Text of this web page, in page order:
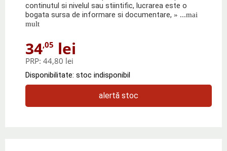
continutul si nivelul sau stiintific, lucrarea este o
bogata sursa de informare si documentare, » ...mai
mult
34,05 lei
PRP: 44,80 lei
Disponibilitate: stoc indisponibil
alertă stoc